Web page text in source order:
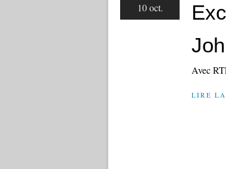
10 oct.
Avec
LIRE